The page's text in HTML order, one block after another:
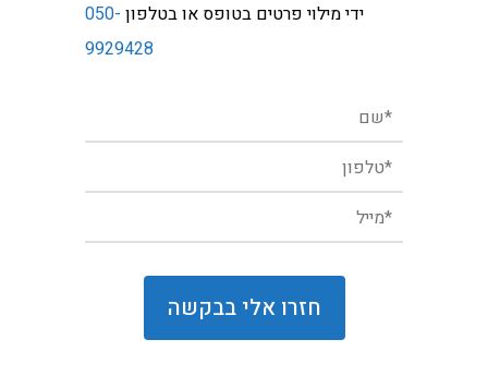
ידי מילוי פרטים בטופס או בטלפון 050-
9929428